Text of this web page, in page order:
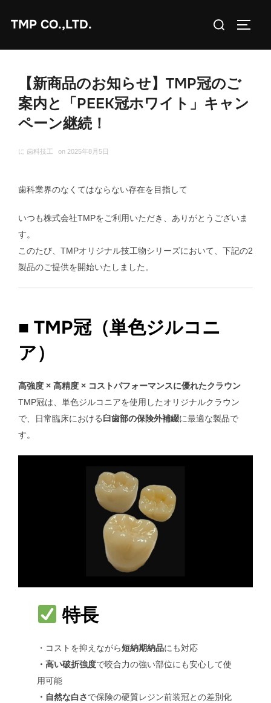
ン
TMP CO.,LTD.
検
対
【新商品のお知らせ】TMP冠のご
案内と「PEEK冠ホワイト」キャン
ペーン継続！
に 歯科技工 on 2025年8月5日
歯科業界のなくてはならない存在を目指して
いつも株式会社TMPをご利用いただき、ありがとうございま
す。
このたび、TMPオリジナル技工物シリーズにおいて、下記の2
製品のご提供を開始いたしました。
■ TMP冠（単色ジルコニ
ア）
高強度 × 高精度 × コストパフォーマンスに優れたクラウン
TMP冠は、単色ジルコニアを使用したオリジナルクラウン
で、日常臨床における臼歯部の保険外補綴に最適な製品で
す。
特長
・コストを抑えながら短納期納品にも対応
・高い破折強度で咬合力の強い部位にも安心して使
用可能
・自然な白さで保険の硬質レジン前装冠との差別化